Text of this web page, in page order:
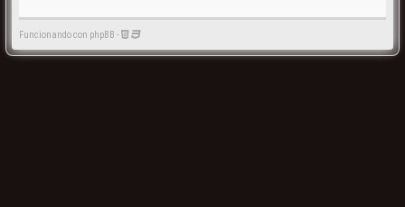
Funcionando con phpBB -